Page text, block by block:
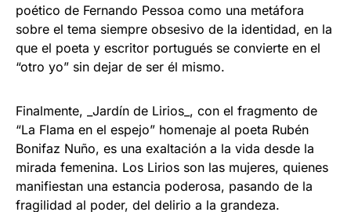
poético de Fernando Pessoa como una metáfora
sobre el tema siempre obsesivo de la identidad, en la
que el poeta y escritor portugués se convierte en el
“otro yo” sin dejar de ser él mismo.
Finalmente, _Jardín de Lirios_, con el fragmento de
“La Flama en el espejo” homenaje al poeta Rubén
Bonifaz Nuño, es una exaltación a la vida desde la
mirada femenina. Los Lirios son las mujeres, quienes
manifiestan una estancia poderosa, pasando de la
fragilidad al poder, del delirio a la grandeza.